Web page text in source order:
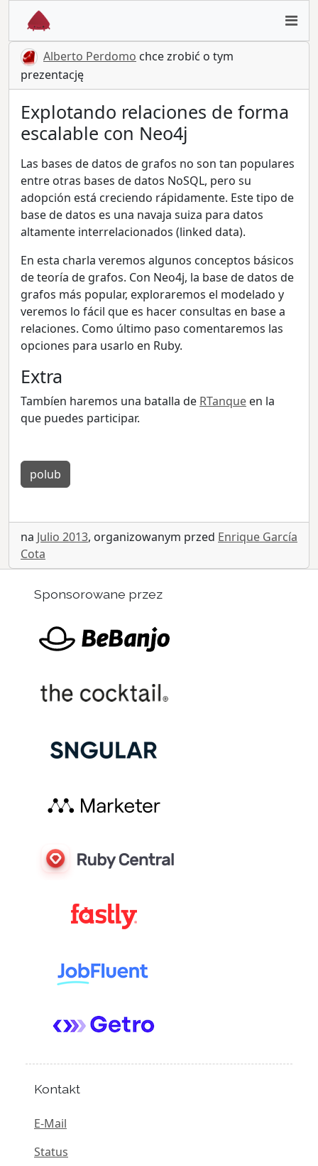
Alberto Perdomo chce zrobić o tym
prezentację
Explotando relaciones de forma
escalable con Neo4j
Las bases de datos de grafos no son tan populares
entre otras bases de datos NoSQL, pero su
adopción está creciendo rápidamente. Este tipo de
base de datos es una navaja suiza para datos
altamente interrelacionados (linked data).
En esta charla veremos algunos conceptos básicos
de teoría de grafos. Con Neo4j, la base de datos de
grafos más popular, exploraremos el modelado y
veremos lo fácil que es hacer consultas en base a
relaciones. Como último paso comentaremos las
opciones para usarlo en Ruby.
Extra
Tambíen haremos una batalla de RTanque en la
que puedes participar.
polub
na Julio 2013, organizowanym przed Enrique García
Cota
Sponsorowane przez
Kontakt
E-Mail
Status